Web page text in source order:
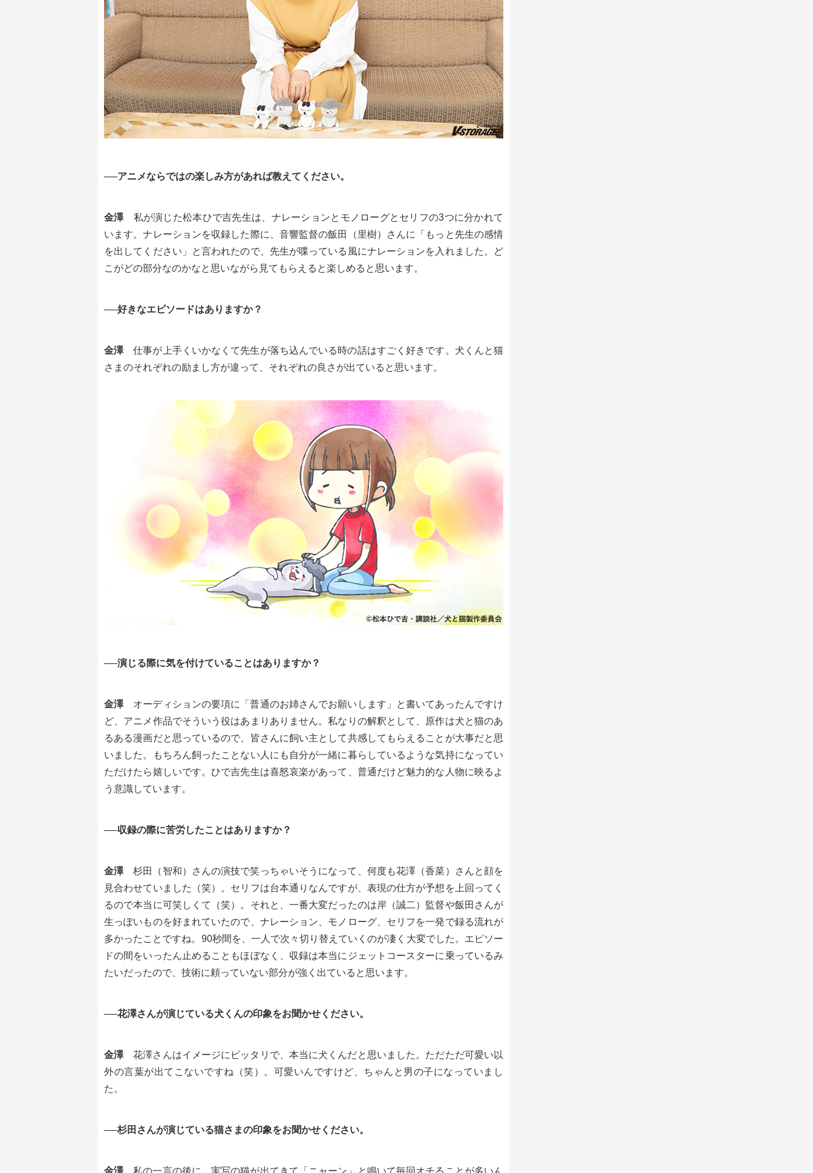
──アニメならではの楽しみ方があれば教えてください。
金澤
私が演じた松本ひで吉先生は、ナレーションとモノローグとセリフの3つに分かれて
います。ナレーションを収録した際に、音響監督の飯田（里樹）さんに「もっと先生の感情
を出してください」と言われたので、先生が喋っている風にナレーションを入れました。ど
こがどの部分なのかなと思いながら見てもらえると楽しめると思います。
──好きなエピソードはありますか？
金澤
仕事が上手くいかなくて先生が落ち込んでいる時の話はすごく好きです。犬くんと猫
さまのそれぞれの励まし方が違って、それぞれの良さが出ていると思います。
──演じる際に気を付けていることはありますか？
金澤
オーディションの要項に「普通のお姉さんでお願いします」と書いてあったんですけ
ど、アニメ作品でそういう役はあまりありません。私なりの解釈として、原作は犬と猫のあ
るある漫画だと思っているので、皆さんに飼い主として共感してもらえることが大事だと思
いました。もちろん飼ったことない人にも自分が一緒に暮らしているような気持になってい
ただけたら嬉しいです。ひで吉先生は喜怒哀楽があって、普通だけど魅力的な人物に映るよ
う意識しています。
──収録の際に苦労したことはありますか？
金澤
杉田（智和）さんの演技で笑っちゃいそうになって、何度も花澤（香菜）さんと顔を
見合わせていました（笑）。セリフは台本通りなんですが、表現の仕方が予想を上回ってく
るので本当に可笑しくて（笑）。それと、一番大変だったのは岸（誠二）監督や飯田さんが
生っぽいものを好まれていたので、ナレーション、モノローグ、セリフを一発で録る流れが
多かったことですね。90秒間を、一人で次々切り替えていくのが凄く大変でした。エピソー
ドの間をいったん止めることもほぼなく、収録は本当にジェットコースターに乗っているみ
たいだったので、技術に頼っていない部分が強く出ていると思います。
──花澤さんが演じている犬くんの印象をお聞かせください。
金澤
花澤さんはイメージにピッタリで、本当に犬くんだと思いました。ただただ可愛い以
外の言葉が出てこないですね（笑）。可愛いんですけど、ちゃんと男の子になっていまし
た。
──杉田さんが演じている猫さまの印象をお聞かせください。
金澤 私の一言の後に、実写の猫が出てきて「ニャーン」と鳴いて毎回オチることが多いん